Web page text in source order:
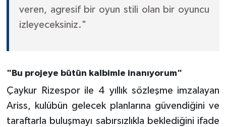
veren, agresif bir oyun stili olan bir oyuncu
izleyeceksiniz."
"Bu projeye bütün kalbimle inanıyorum"
Çaykur Rizespor ile 4 yıllık sözleşme imzalayan
Ariss, kulübün gelecek planlarına güvendiğini ve
taraftarla buluşmayı sabırsızlıkla beklediğini ifade